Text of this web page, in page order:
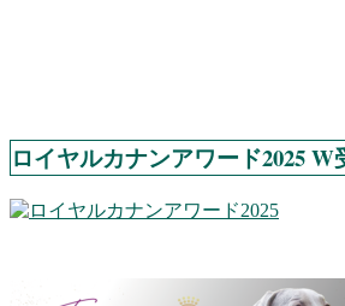
ロイヤルカナンアワード2025 W